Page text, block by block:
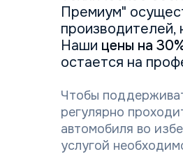
Премиум"
производителей,
Наши цены на
остается на
Чтобы
регулярно
автомобиля во
услугой